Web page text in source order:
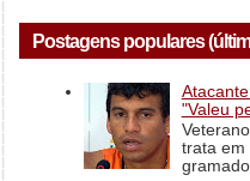
Postagens populares
"Valeu
trata em